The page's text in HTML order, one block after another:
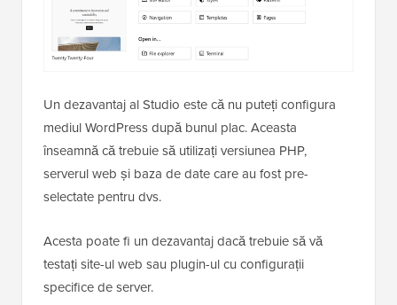
Un dezavantaj al Studio este că nu puteți configura
mediul WordPress după bunul plac. Aceasta
înseamnă că trebuie să utilizați versiunea PHP,
serverul web și baza de date care au fost pre-
selectate pentru dvs.
Acesta poate fi un dezavantaj dacă trebuie să vă
testați site-ul web sau plugin-ul cu configurații
specifice de server.